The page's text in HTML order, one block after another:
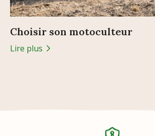
Choisir son motoculteur
Lire plus